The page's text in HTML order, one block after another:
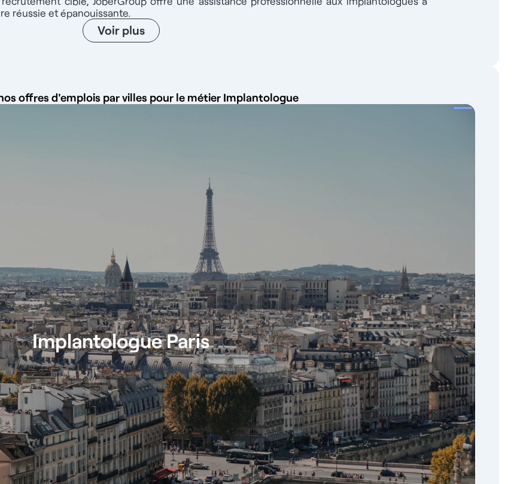
réussie et épanouissante.
Voir plus
offres d'emplois par villes pour le métier Implantologue
Implantologue Paris